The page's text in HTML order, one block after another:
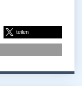
teilen